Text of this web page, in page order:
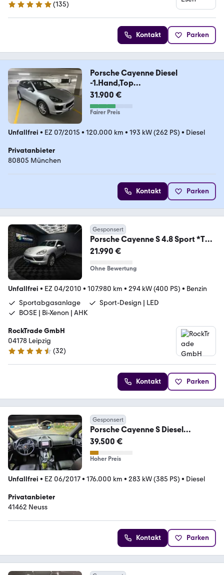
5 Sterne
(135)
Kontakt Parken
Porsche Cayenne Diesel
-1.Hand,Top
gepflegt,Luftfederung
31.900 €
Fairer Preis
Unfallfrei • EZ 07/2015 • 120.000 km • 193 kW (262 PS) • Diesel
Privatanbieter
80805 München
Kontakt Parken
Gesponsert
Porsche Cayenne S 4.8 Sport *Top
Zustand*Sportauspuff*
21.990 €
Ohne Bewertung
Unfallfrei • EZ 04/2010 • 107.980 km • 294 kW (400 PS) • Benzin
Sportabgasanlage
Sport-Design | LED
BOSE | Bi-Xenon | AHK
RockTrade GmbH
04178 Leipzig
4.7 Sterne
(32)
Kontakt Parken
Gesponsert
Porsche Cayenne S Diesel
Platinum Edition Platinum E...
39.500 €
Hoher Preis
Unfallfrei • EZ 06/2017• 176.000 km • 283 kW (385 PS) • Diesel
Privatanbieter
41462 Neuss
Kontakt Parken